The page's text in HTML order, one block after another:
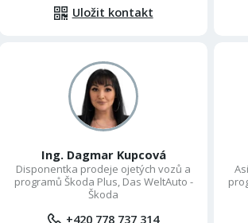
Uložit kontakt
Ing. Dagmar Kupcová
Disponentka prodeje ojetých vozů a
programů Škoda Plus, Das WeltAuto -
Škoda
+420 778 737 314